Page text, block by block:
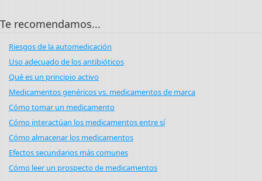
Te recomendamos...
Riesgos de la automedicación
Uso adecuado de los antibióticos
Qué es un principio activo
Medicamentos genéricos vs. medicamentos de marca
Cómo tomar un medicamento
Cómo interactúan los medicamentos entre sí
Cómo almacenar los medicamentos
Efectos secundarios más comunes
Cómo leer un prospecto de medicamentos